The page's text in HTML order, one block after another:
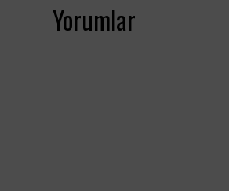
Yorumlar